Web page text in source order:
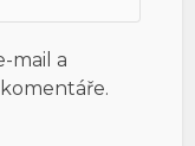
mail a